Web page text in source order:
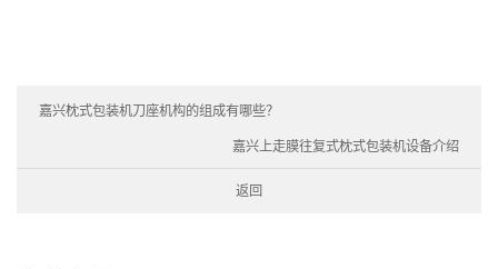
嘉兴枕式包装机刀座机构的组成有哪些？
嘉兴上走膜往复式枕式包装机设备介绍
返回